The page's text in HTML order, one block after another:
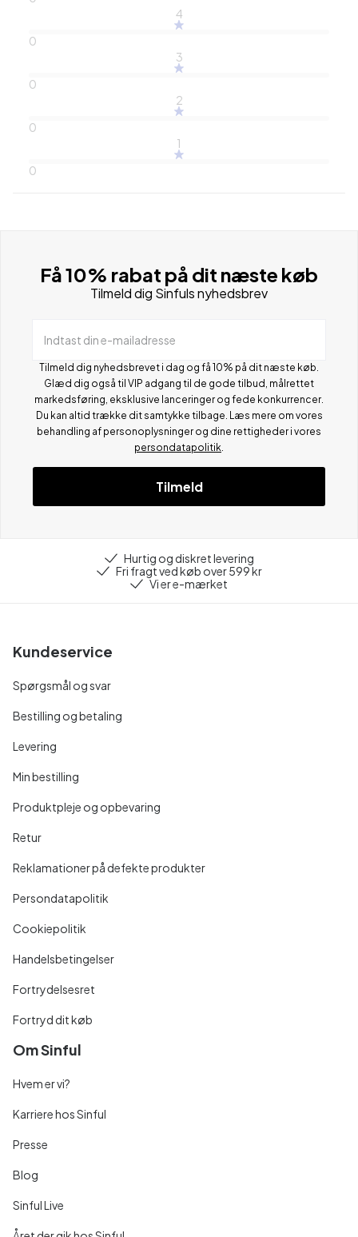
4
0
3
0
2
0
1
0
Få 10% rabat på dit næste køb
Tilmeld dig Sinfuls nyhedsbrev
Indtast din e-mailadresse
Tilmeld dig nyhedsbrevet i dag og få 10% på dit næste køb.
Glæd dig også til VIP adgang til de gode tilbud, målrettet
markedsføring, eksklusive lanceringer og fede konkurrencer.
Du kan altid trække dit samtykke tilbage. Læs mere om vores
behandling af personoplysninger og dine rettigheder i vores
persondatapolitik
Tilmeld
Hurtig og diskret levering
Fri fragt ved køb over 599 kr
Vi er e-mærket
Kundeservice
Spørgsmål og svar
Bestilling og betaling
Levering
Min bestilling
Produktpleje og opbevaring
Retur
Reklamationer på defekte produkter
Persondatapolitik
Cookiepolitik
Handelsbetingelser
Fortrydelsesret
Fortryd dit køb
Om Sinful
Hvem er vi?
Karriere hos Sinful
Presse
Blog
Sinful Live